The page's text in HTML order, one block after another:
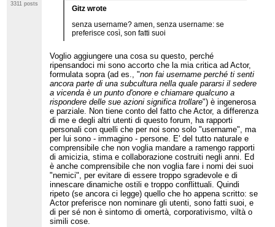
3311 posts
Gitz wrote
senza username? amen, senza username: se
preferisce così, son fatti suoi
Voglio aggiungere una cosa su questo, perché
ripensandoci mi sono accorto che la mia critica ad Actor,
formulata sopra (ad es., "non fai username perché ti senti
ancora parte di una subcultura nella quale pararsi il sedere
a vicenda è un punto d'onore e chiamare qualcuno a
rispondere delle sue azioni significa trollare") è ingenerosa
e parziale. Non tiene conto del fatto che Actor, a differenza
di me e degli altri utenti di questo forum, ha rapporti
personali con quelli che per noi sono solo "username", ma
per lui sono - immagino - persone. E' del tutto naturale e
comprensibile che non voglia mandare a ramengo rapporti
di amicizia, stima e collaborazione costruiti negli anni. Ed
è anche comprensibile che non voglia fare i nomi dei suoi
"nemici", per evitare di essere troppo sgradevole e di
innescare dinamiche ostili e troppo conflittuali. Quindi
ripeto (se ancora ci legge) quello che ho appena scritto: se
Actor preferisce non nominare gli utenti, sono fatti suoi, e
di per sé non è sintomo di omertà, corporativismo, viltà o
simili cose.